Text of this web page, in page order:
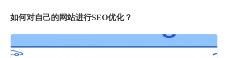
如何对自己的网站进行SEO优化？